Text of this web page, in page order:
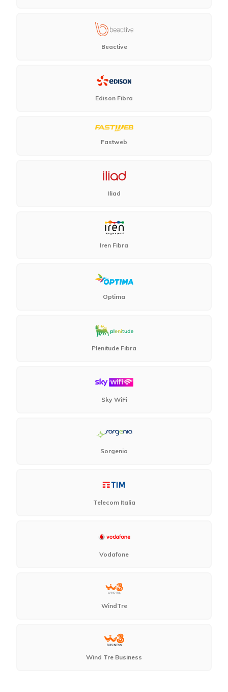
Beactive
Edison Fibra
Fastweb
Iliad
Iren Fibra
Optima
Plenitude Fibra
Sky WiFi
Sorgenia
Telecom Italia
Vodafone
WindTre
Wind Tre Business